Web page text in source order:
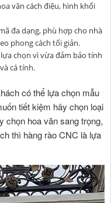
văn cách điệu, hình khối
đa dạng, phù hợp cho nhà
phong cách tối giản.
chọn vì vừa đảm bảo tính
cá tính.
có thể lựa chọn mẫu
tiết kiệm hãy chọn loại
chọn hoa văn sang trọng,
thì hàng rào CNC là lựa